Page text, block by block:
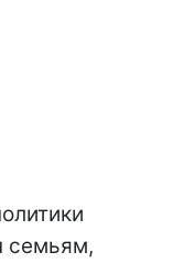
семьям,